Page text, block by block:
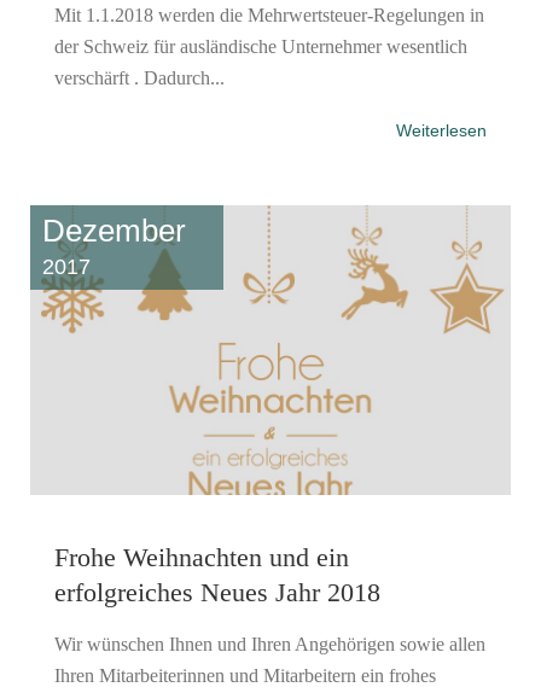
Mit 1.1.2018 werden die Mehrwertsteuer-Regelungen in
der Schweiz für ausländische Unternehmer wesentlich
verschärft . Dadurch...
Weiterlesen
Dezember
2017
Frohe Weihnachten und ein
erfolgreiches Neues Jahr 2018
Wir wünschen Ihnen und Ihren Angehörigen sowie allen
Ihren Mitarbeiterinnen und Mitarbeitern ein frohes